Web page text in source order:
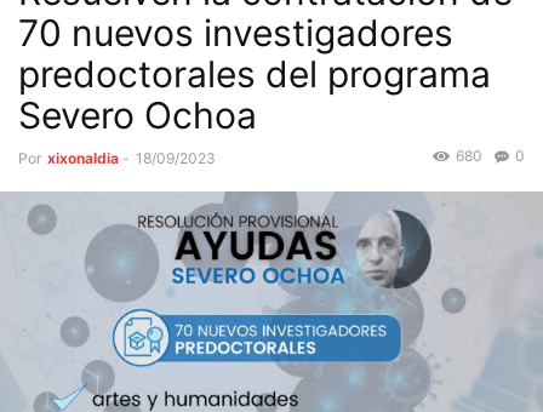
70 nuevos investigadores
predoctorales del programa
Severo Ochoa
Por xixonaldia - 18/09/2023 0
680